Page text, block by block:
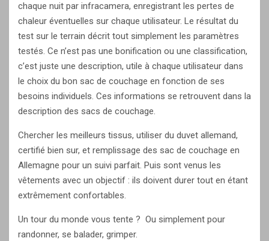
chaque nuit par infracamera, enregistrant les pertes de
chaleur éventuelles sur chaque utilisateur. Le résultat du
test sur le terrain décrit tout simplement les paramètres
testés. Ce n’est pas une bonification ou une classification,
c’est juste une description, utile à chaque utilisateur dans
le choix du bon sac de couchage en fonction de ses
besoins individuels. Ces informations se retrouvent dans la
description des sacs de couchage.
Chercher les meilleurs tissus, utiliser du duvet allemand,
certifié bien sur, et remplissage des sac de couchage en
Allemagne pour un suivi parfait. Puis sont venus les
vêtements avec un objectif : ils doivent durer tout en étant
extrêmement confortables.
Un tour du monde vous tente ? Ou simplement pour
randonner, se balader, grimper.